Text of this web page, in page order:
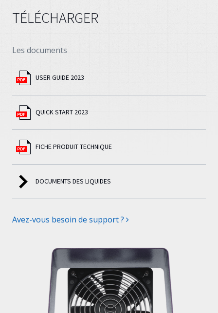
TÉLÉCHARGER
Les documents
USER GUIDE 2023
QUICK START 2023
FICHE PRODUIT TECHNIQUE
DOCUMENTS DES LIQUIDES
Avez-vous besoin de support ?